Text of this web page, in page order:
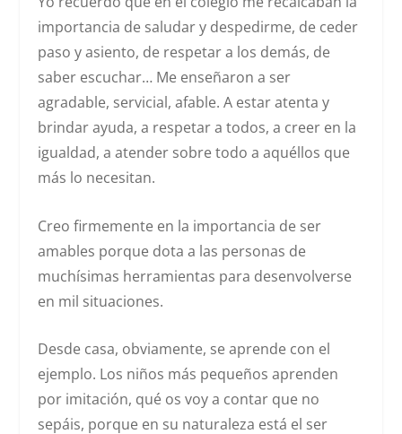
importancia de saludar y despedirme, de ceder
paso y asiento, de respetar a los demás, de
saber escuchar… Me enseñaron a ser
agradable, servicial, afable. A estar atenta y
brindar ayuda, a respetar a todos, a creer en la
igualdad, a atender sobre todo a aquéllos que
más lo necesitan.
Creo firmemente en la importancia de ser
amables porque dota a las personas de
muchísimas herramientas para desenvolverse
en mil situaciones.
Desde casa, obviamente, se aprende con el
ejemplo. Los niños más pequeños aprenden
por imitación, qué os voy a contar que no
sepáis, porque en su naturaleza está el ser